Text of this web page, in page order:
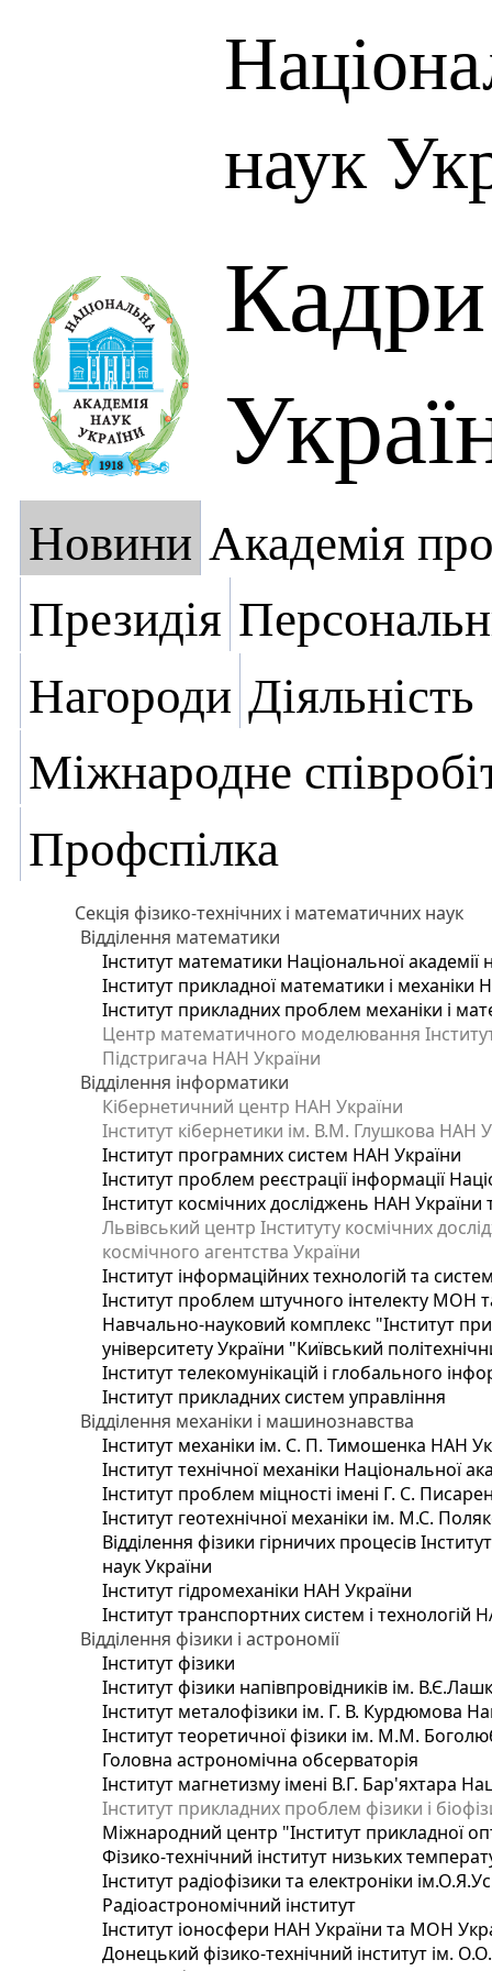
наук
Новини Академія
Президія
Нагороди Діяльність
Міжнародне
Профспілка
Секція фізико-технічних і математичних наук
Відділення математики
Інститут математики Національної академії
Інститут прикладної математики і механіки
Інститут прикладних проблем механіки і
Центр математичного моделювання
Підстригача НАН України
Відділення інформатики
Кібернетичний центр НАН України
Інститут кібернетики ім. В.М. Глушкова НАН
Інститут програмних систем НАН України
Інститут проблем реєстрації інформації
Інститут космічних досліджень НАН України
Львівський центр Інституту космічних
космічного агентства України
Інститут інформаційних технологій та
Інститут проблем штучного інтелекту МОН
Навчально-науковий комплекс "Інститут
університету України "Київський
Інститут телекомунікацій і глобального
Інститут прикладних систем управління
Відділення механіки і машинознавства
Інститут механіки ім. С. П. Тимошенка НАН
Інститут технічної механіки Національної
Інститут проблем міцності імені Г. С.
Інститут геотехнічної механіки ім. М.С.
Відділення фізики гірничих процесів
наук України
Інститут гідромеханіки НАН України
Інститут транспортних систем і технологій
Відділення фізики і астрономії
Інститут фізики
Інститут фізики напівпровідників ім.
Інститут металофізики ім. Г. В. Курдюмова
Інститут теоретичної фізики ім. М.М.
Головна астрономічна обсерваторія
Інститут магнетизму імені В.Г. Бар'яхтара
Інститут прикладних проблем фізики і
Міжнародний центр "Інститут прикладної
Фізико-технічний інститут низьких
Інститут радіофізики та електроніки
Радіоастрономічний інститут
Інститут іоносфери НАН України та МОН
Донецький фізико-технічний інститут ім.